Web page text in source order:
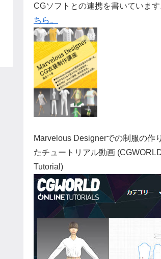
CGソフトとの連携を書いています
ちら。
Marvelous Designerでの制服の作
たチュートリアル動画
Tutorial)